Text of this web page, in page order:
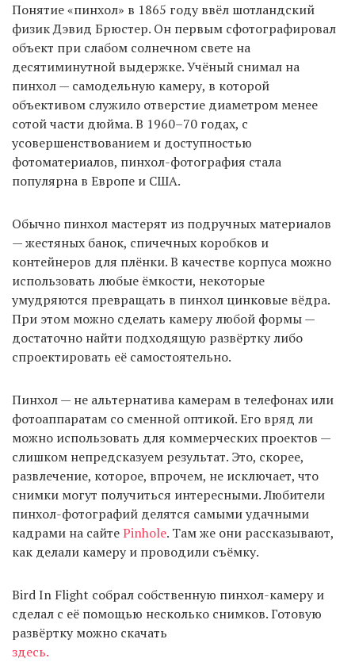
Понятие «пинхол» в 1865 году ввёл шотландский
физик Дэвид Брюстер. Он первым сфотографировал
объект при слабом солнечном свете на
десятиминутной выдержке. Учёный снимал на
пинхол — самодельную камеру, в которой
объективом служило отверстие диаметром менее
сотой части дюйма. В 1960–70 годах, с
усовершенствованием и доступностью
фотоматериалов, пинхол-фотография стала
популярна в Европе и США.
Обычно пинхол мастерят из подручных материалов
— жестяных банок, спичечных коробков и
контейнеров для плёнки. В качестве корпуса можно
использовать любые ёмкости, некоторые
умудряются превращать в пинхол цинковые вёдра.
При этом можно сделать камеру любой формы —
достаточно найти подходящую развёртку либо
спроектировать её самостоятельно.
Пинхол — не альтернатива камерам в телефонах или
фотоаппаратам со сменной оптикой. Его вряд ли
можно использовать для коммерческих проектов —
слишком непредсказуем результат. Это, скорее,
развлечение, которое, впрочем, не исключает, что
снимки могут получиться интересными. Любители
пинхол-фотографий делятся самыми удачными
кадрами на сайтеPinhole. Там же они рассказывают,
как делали камеру и проводили съёмку.
Bird In Flight собрал собственную пинхол-камеру и
сделал с её помощью несколько снимков. Готовую
развёртку можно скачать
здесь.